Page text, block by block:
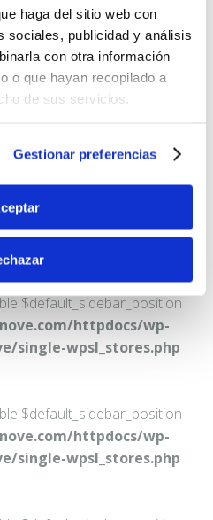
haga del sitio web con
sociales, publicidad y análisis
con otra información
o que hayan recopilado a
de sus servicios.
Gestionar preferencias
JOSE ANTONIO
$default_sidebar_position
httpdocs/wp-
single-wpsl_stores.php
$default_sidebar_position
httpdocs/wp-
single-wpsl_stores.php